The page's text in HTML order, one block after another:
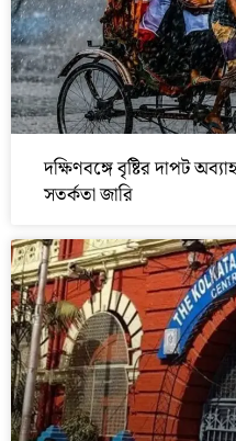
দক্ষিণবঙ্গে বৃষ্টির দাপট
সতর্কতা জারি